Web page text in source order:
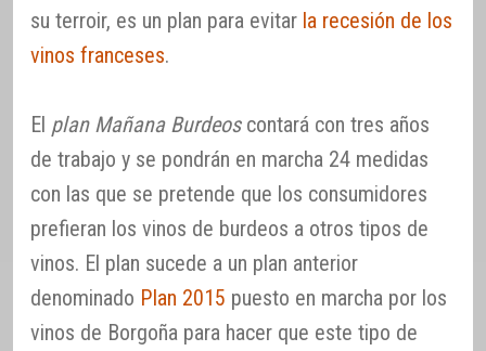
su terroir, es un plan para evitar la recesión de los
vinos franceses.
El plan Mañana Burdeoscontará con tres años
de trabajo y se pondrán en marcha 24 medidas
con las que se pretende que los consumidores
prefieran los vinos de burdeos a otros tipos de
vinos. El plan sucede a un plan anterior
denominado Plan 2015 puesto en marcha por los
vinos de Borgoña para hacer que este tipo de